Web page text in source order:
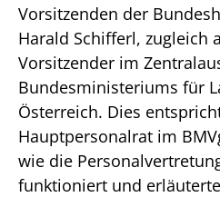
Vorsitzenden der
Harald Schifferl, zugleich
Vorsitzender im
Bundesministeriums für
Österreich. Dies
Hauptpersonalrat im
wie die
funktioniert und